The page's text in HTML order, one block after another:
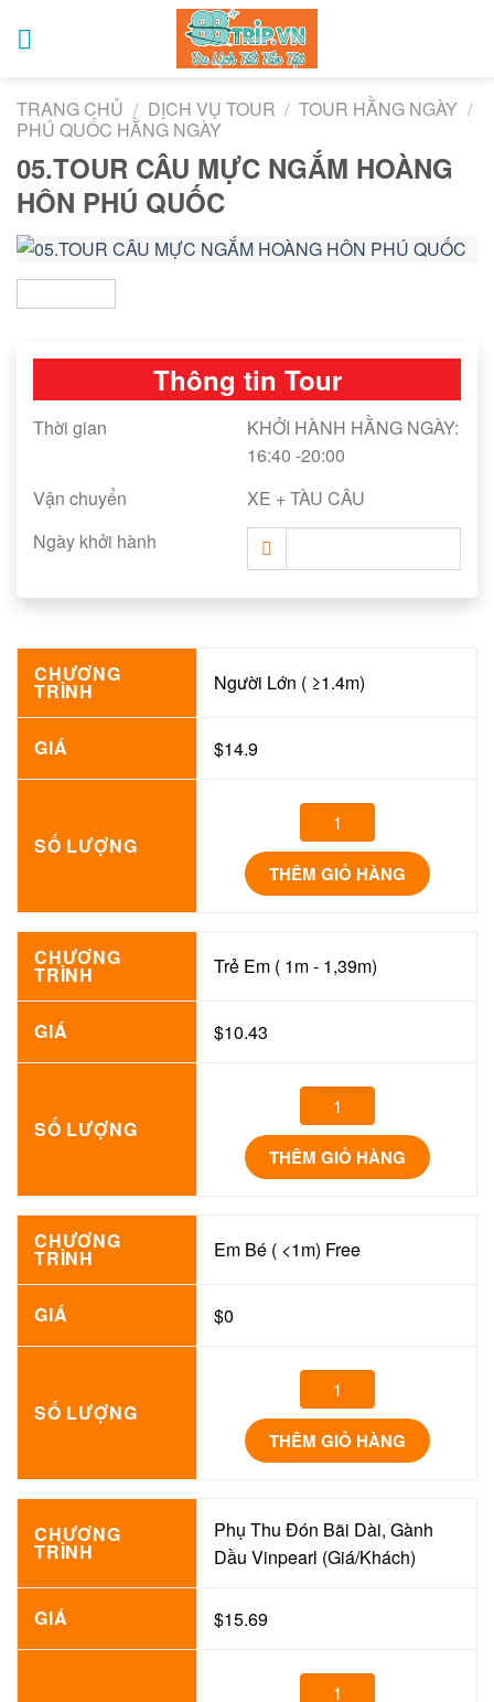
TRANG CHỦ / DỊCH VỤ TOUR / TOUR HẰNG NGÀY /
PHÚ QUỐC HẰNG NGÀY
05.TOUR CÂU MỰC NGẮM HOÀNG
HÔN PHÚ QUỐC
Thông tin Tour
Thời gian
KHỞI HÀNH HẰNG NGÀY:
16:40 -20:00
Vận chuyển
XE + TÀU CÂU
Ngày khởi hành
CHƯƠNG
TRÌNH Người Lớn ( ≥1.4m)
GIÁ $14.9
SỐ LƯỢNG
THÊM GIỎ HÀNG
CHƯƠNG
TRÌNH Trẻ Em ( 1m - 1,39m)
GIÁ $10.43
SỐ LƯỢNG
THÊM GIỎ HÀNG
CHƯƠNG
TRÌNH Em Bé ( <1m) Free
GIÁ $0
SỐ LƯỢNG
THÊM GIỎ HÀNG
CHƯƠNG
TRÌNH
Phụ Thu Đón Bãi Dài, Gành
Dầu Vinpearl (Giá/Khách)
GIÁ $15.69